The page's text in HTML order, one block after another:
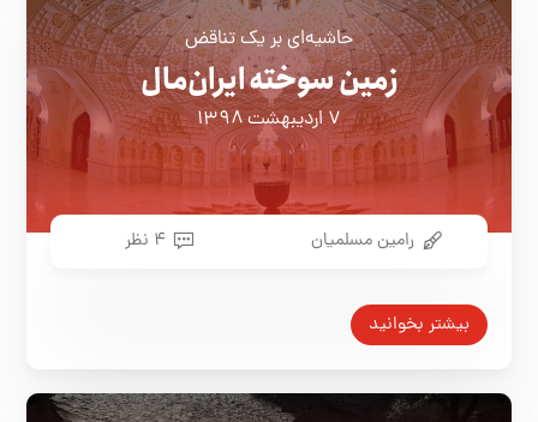
حاشیه‌ای بر یک تناقض
زمین سوخته ایران‌مال
۷ اردیبهشت ۱۳۹۸
رامین مسلمیان ۴ نظر
بیشتر بخوانید